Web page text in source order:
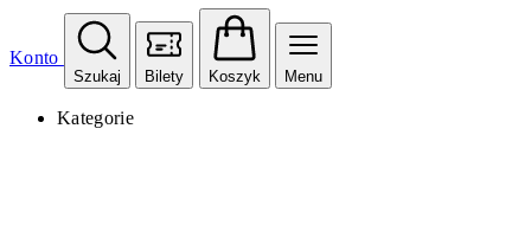
Konto
Szukaj Bilety Koszyk Menu
Kategorie